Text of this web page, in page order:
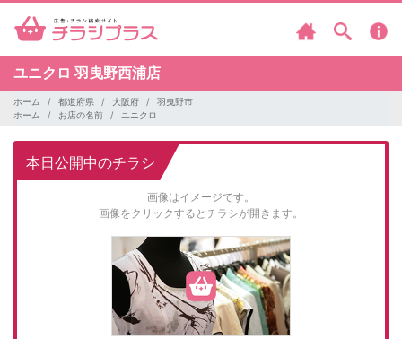
ユニクロ 羽曳野西浦店
ホーム 都道府県 大阪府
羽曳野市
ホーム
お店の名前 ユニクロ
本日公開中のチラシ
画像はイメージです。
画像をクリックするとチラシが開きます。